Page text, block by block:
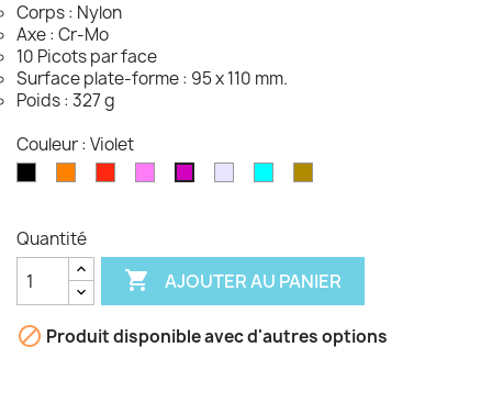
Corps : Nylon
Axe : Cr-Mo
10 Picots par face
Surface plate-forme : 95 x 110 mm.
Poids : 327 g
Couleur : Violet
Quantité
 AJOUTER AU PANIER
 Produit disponible avec d'autres options